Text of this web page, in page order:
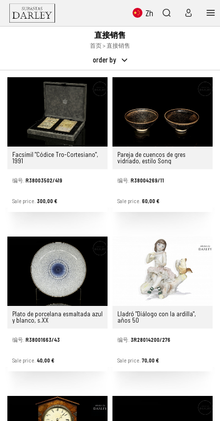
Zh
直接销售
首页> 直接销售
order by
Facsímil "Códice Tro-Cortesiano",
1991
编号. R38003502/419
Sale price. 300,00 €
Pareja de cuencos de gres
vidriado, estilo Song
编号. R38004269/11
Sale price. 60,00 €
Plato de porcelana esmaltada azul
y blanco, s.XX
编号. R38001663/43
Sale price. 40,00 €
Lladró "Diálogo con la ardilla",
años 50
编号. 3R28014200/276
Sale price. 70,00 €